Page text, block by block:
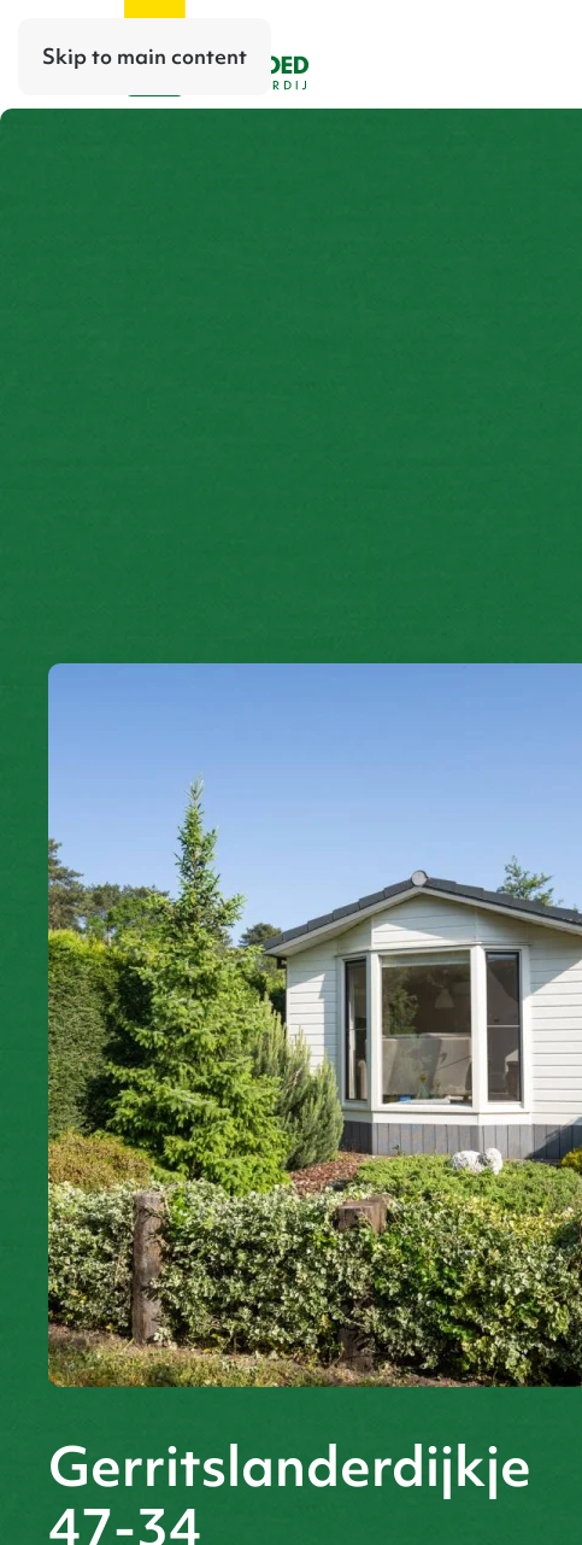
Skip to main content
Gerritslanderdijkje
47-34